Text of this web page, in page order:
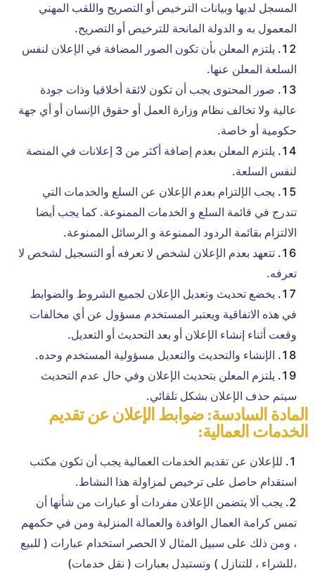
المسجل لديها وبيانات الترخيص أو التصريح واللقب المهني
المعمول به و الدولة المانحة للترخيص أو التصريح.
يلتزم المعلن بأن تكون الصور المضافة في الإعلان لنفس
السلعة المعلن عنها.
صور المحتوى يجب أن تكون لائقة أخلاقيا وذات جودة
عالية ولا تخالف نظام وزارة العمل أو حقوق الإنسان أو أي جهة
حكومية أو خاصة.
يلتزم المعلن بعدم إضافة أكثر من 3 إعلانات في المنصة
لنفس السلعة.
يجب الإلتزام بعدم الإعلان عن السلع والخدمات التي
تندرج في قائمة السلع و الخدمات الممنوعة. كما يجب أيضا
الالتزام بقائمة الردود الممنوعة و الرسائل الممنوعة.
تتعهد بعدم الإعلان لشخص لا تعرفه أو التسجيل لشخص لا
تعرفه.
يخضع تحديث وتعديل الإعلان لجميع الشروط والضوابط
في هذه الاتفاقية ويعتبر المستخدم مسؤول عن أي مخالفات
وقعت أثناء إنشاء الإعلان أو بعد التحديث أو التعديل.
الإنشاء والتحديث والتعديل مسؤولية المستخدم وحده.
يلتزم المعلن بتحديث الإعلان وفي حال عدم التحديث
سيتم حذف الإعلان بشكل تلقائي.
المادة السادسة: ضوابط الإعلان عن تقديم
الخدمات العمالية:
للإعلان عن تقديم الخدمات العمالية يجب أن تكون مكتب
استقدام حاصل على ترخيص لمزاولة هذا النشاط.
يجب ألا يتضمن الإعلان مفردات أو عبارات من شأنها أن
تمس كرامة العمال الوافدة والعمالة المنزلية ومن في حكمهم
، ومن ذلك على سبيل المثال لا الحصر استخدام عبارات ( للبيع
،للشراء ، للتنازل ) وتستبدل بعبارات ( نقل خدمات)